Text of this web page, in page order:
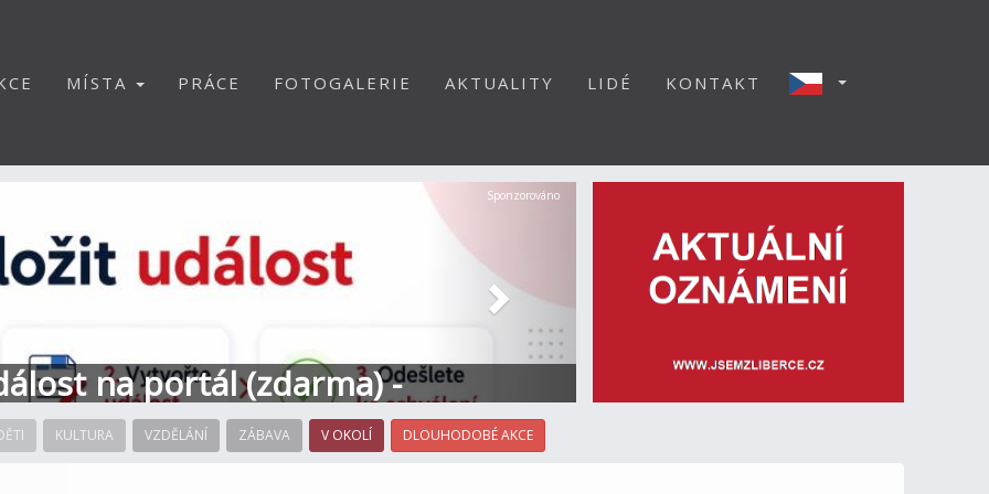
MÍSTA PRÁCE FOTOGALERIE AKTUALITY LIDÉ KONTAKT
na portál (zdarma) -
Další
Sponzorováno
KULTURA VZDĚLÁNÍ ZÁBAVA V OKOLÍ DLOUHODOBÉ AKCE